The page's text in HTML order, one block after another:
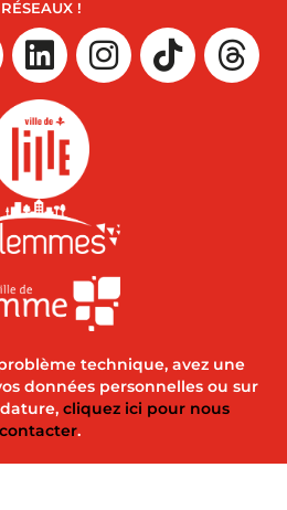
!
technique, avez une
données personnelles ou sur
cliquez ici pour nous
contacter.